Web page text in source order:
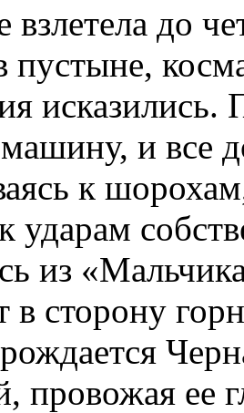
взлетела до
пустыне,
исказились.
и все
к
ударам
из
в сторону
провожая ее